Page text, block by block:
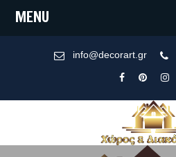
info@decorart.gr